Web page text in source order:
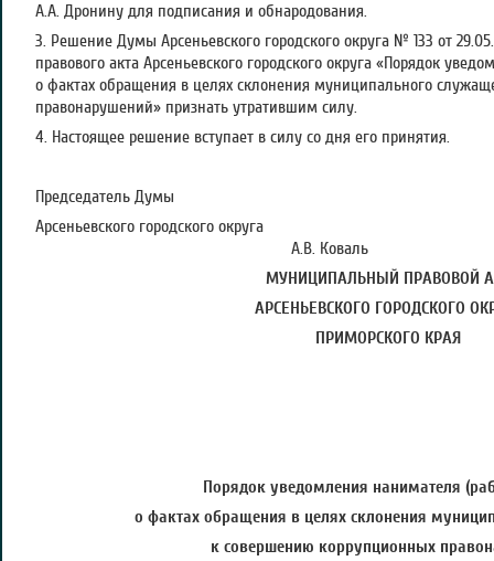
А.А. Дронину для подписания и обнародования.
3. Решение Думы Арсеньевского городского округа № 133 от
правового акта Арсеньевского городского округа «Порядок
о фактах обращения в целях склонения муниципального
правонарушений» признать утратившим силу.
4. Настоящее решение вступает в силу со дня его принятия.
Председатель Думы
Арсеньевского
А.В. Коваль
МУНИЦИПАЛЬНЫЙ ПРАВОВОЙ
АРСЕНЬЕВСКОГО ГОРОДСКОГО
ПРИМОРСКОГО КРАЯ
Порядок уведомления нанимателя
о фактах обращения в целях склонения
к совершению коррупционных